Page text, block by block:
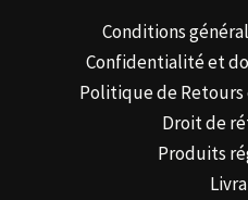
Conditions
Confidentialité et
Politique de
Droit de
Produits